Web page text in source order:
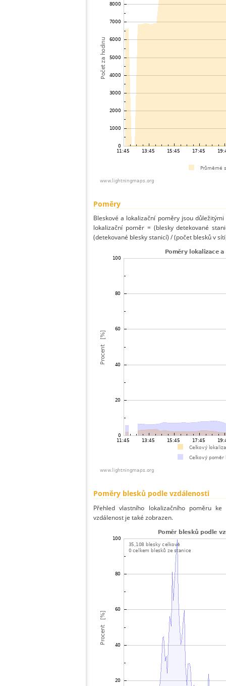
Poměry
Bleskové a lokalizační poměry jsou
lokalizační poměr = (blesky detekované
(detekované blesky stanicí) / (počet blesků v
Poměry blesků podle vzdálenosti
Přehled vlastního lokalizačního poměru
vzdálenost je také zobrazen.